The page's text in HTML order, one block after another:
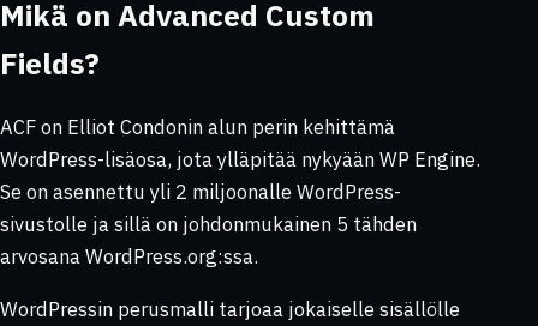
Mikä on Advanced Custom
Fields?
ACF on Elliot Condonin alun perin kehittämä
WordPress-lisäosa, jota ylläpitää nykyään WP Engine.
Se on asennettu yli 2 miljoonalle WordPress-
sivustolle ja sillä on johdonmukainen 5 tähden
arvosana WordPress.org:ssa.
WordPressin perusmalli tarjoaa jokaiselle sisällölle